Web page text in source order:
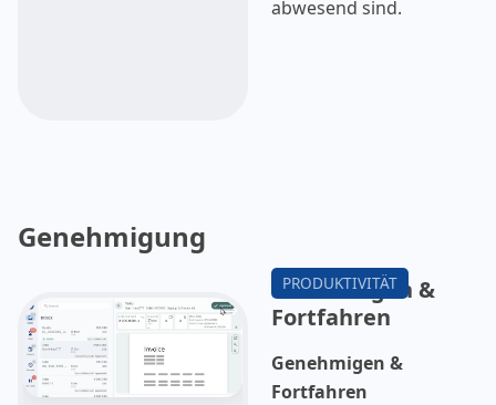
abwesend sind.
Genehmigung
Genehmigen &
Fortfahren
Genehmigen &
Fortfahren